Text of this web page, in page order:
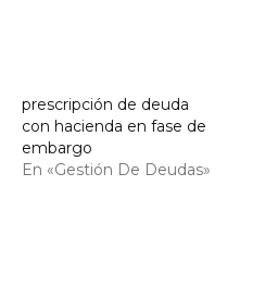
prescripción de deuda
con hacienda en fase de
embargo
En «Gestión De Deudas»